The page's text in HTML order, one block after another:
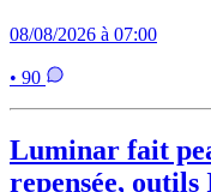
08/08/2026 à 07:00
• 90
Luminar fait
repensée, outils